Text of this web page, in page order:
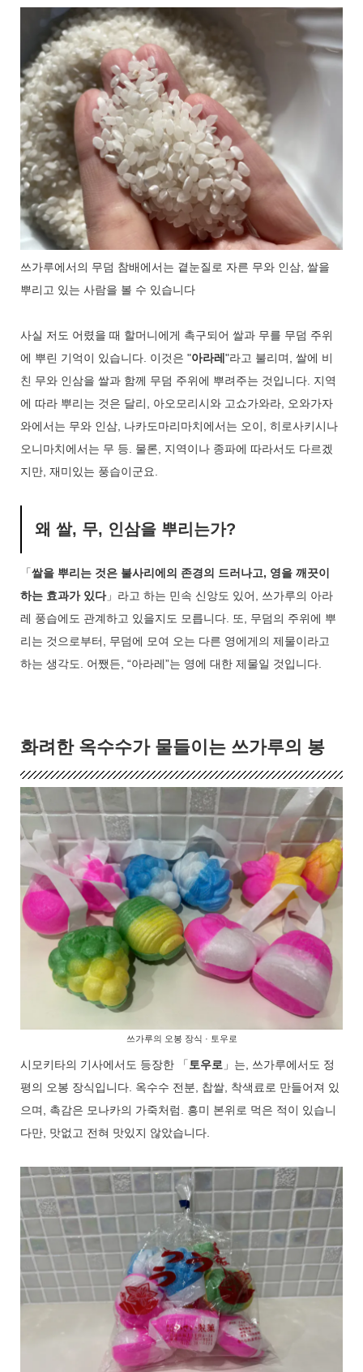
쓰가루에서의 무덤 참배에서는 곁눈질로 자른 무와 인삼, 쌀을
뿌리고 있는 사람을 볼 수 있습니다
사실 저도 어렸을 때 할머니에게 촉구되어 쌀과 무를 무덤 주위
에 뿌린 기억이 있습니다. 이것은 "아라레 "라고 불리며, 쌀에 비
친 무와 인삼을 쌀과 함께 무덤 주위에 뿌려주는 것입니다. 지역
에 따라 뿌리는 것은 달리, 아오모리시와 고쇼가와라, 오와가자
와에서는 무와 인삼, 나카도마리마치에서는 오이, 히로사키시나
오니마치에서는 무 등. 물론, 지역이나 종파에 따라서도 다르겠
지만, 재미있는 풍습이군요.
왜 쌀, 무, 인삼을 뿌리는가?
「쌀을 뿌리는 것은 불사리에의 존경의 드러나고, 영을 깨끗이
하는 효과가 있다」라고 하는 민속 신앙도 있어, 쓰가루의 아라
레 풍습에도 관계하고 있을지도 모릅니다. 또, 무덤의 주위에 뿌
리는 것으로부터, 무덤에 모여 오는 다른 영에게의 제물이라고
하는 생각도. 어쨌든, “아라레”는 영에 대한 제물일 것입니다.
화려한 옥수수가 물들이는 쓰가루의 봉
쓰가루의 오봉 장식 · 토우로
시모키타의 기사에서도 등장한 「 토우로 」는, 쓰가루에서도 정
평의 오봉 장식입니다. 옥수수 전분, 찹쌀, 착색료로 만들어져 있
으며, 촉감은 모나카의 가죽처럼. 흥미 본위로 먹은 적이 있습니
다만, 맛없고 전혀 맛있지 않았습니다.